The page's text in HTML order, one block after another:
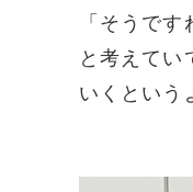
「そうで
と考えてい
いくという